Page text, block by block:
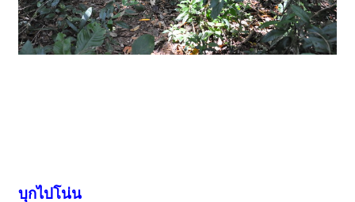
บุกไปโน่น